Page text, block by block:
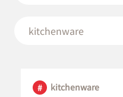
kitchenware